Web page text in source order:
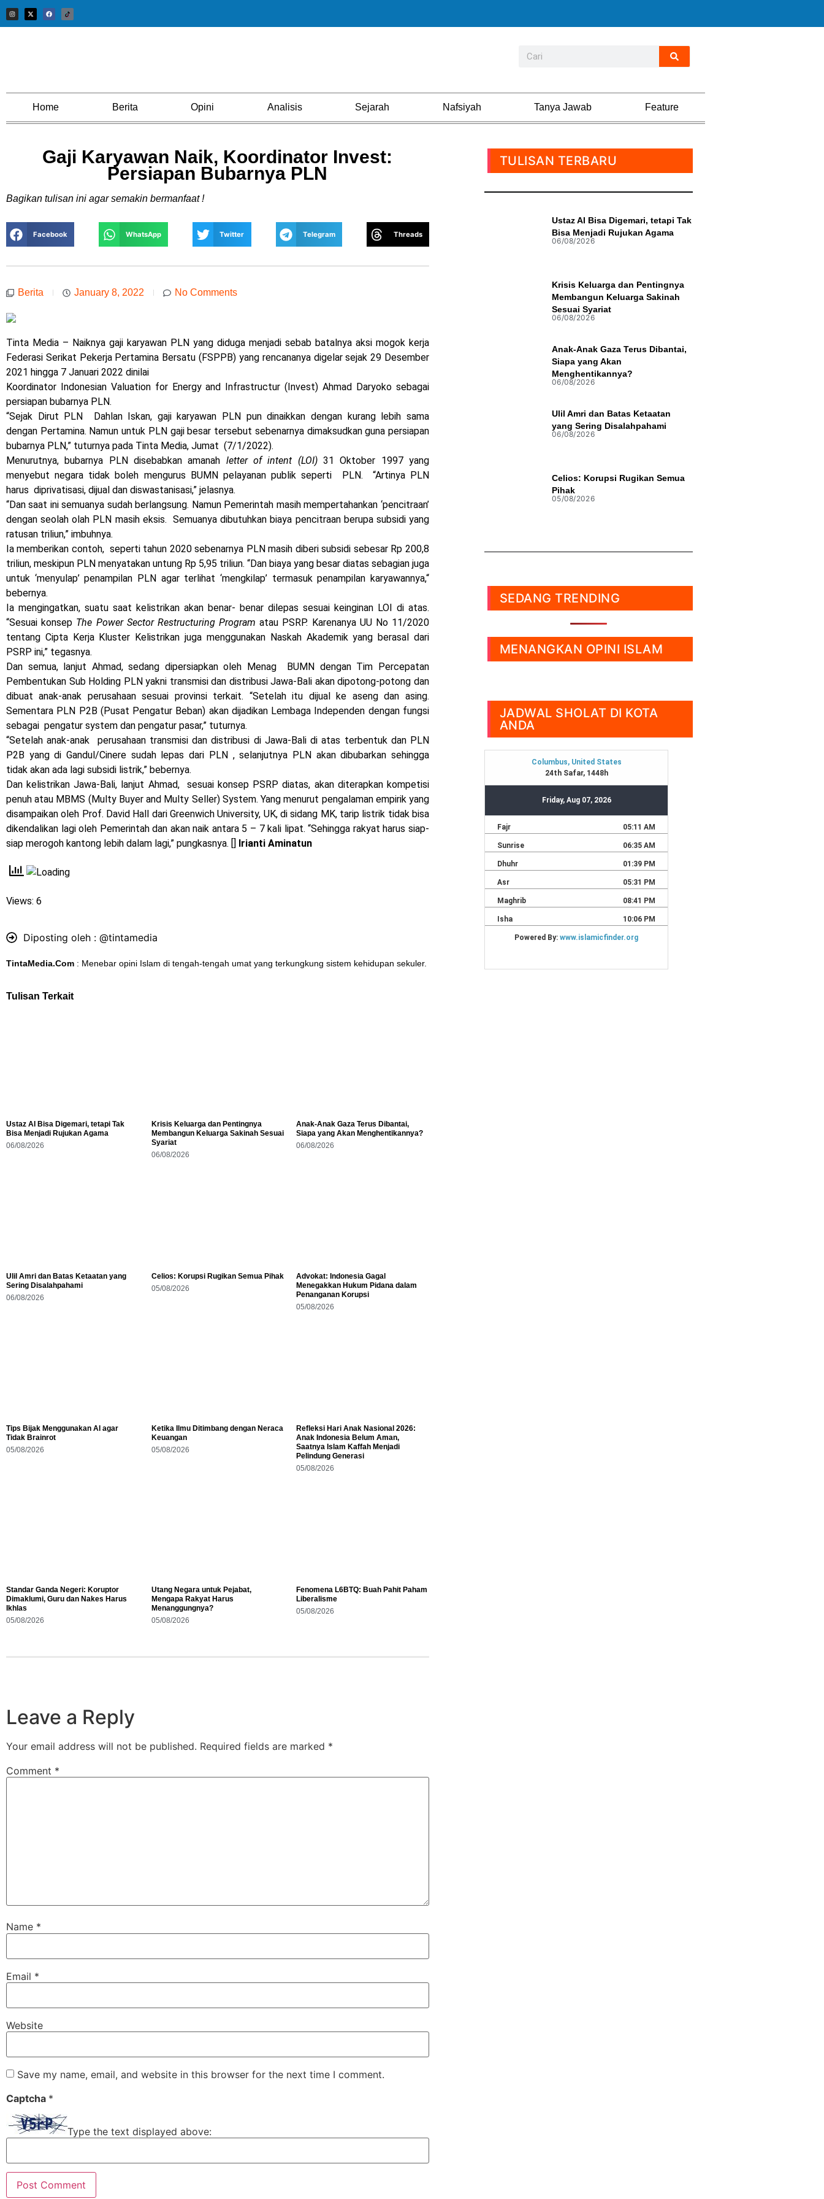
Home Berita Opini Analisis Sejarah Nafsiyah Tanya Jawab Feature
Gaji Karyawan Naik, Koordinator Invest:
Persiapan Bubarnya PLN
Bagikan tulisan ini agar semakin bermanfaat !
Facebook WhatsApp Twitter Telegram Threads
Berita January 8, 2022 No Comments
Tinta Media – Naiknya gaji karyawan PLN yang diduga menjadi sebab batalnya aksi mogok kerja
Federasi Serikat Pekerja Pertamina Bersatu (FSPPB) yang rencananya digelar sejak 29 Desember
2021 hingga 7 Januari 2022 dinilai
Koordinator Indonesian Valuation for Energy and Infrastructur (Invest) Ahmad Daryoko sebagai
persiapan bubarnya PLN.
“Sejak Dirut PLN Dahlan Iskan, gaji karyawan PLN pun dinaikkan dengan kurang lebih sama
dengan Pertamina. Namun untuk PLN gaji besar tersebut sebenarnya dimaksudkan guna persiapan
bubarnya PLN,” tuturnya pada Tinta Media, Jumat (7/1/2022).
Menurutnya, bubarnya PLN disebabkan amanah letter of intent (LOI) 31 Oktober 1997 yang
menyebut negara tidak boleh mengurus BUMN pelayanan publik seperti PLN. “Artinya PLN
harus diprivatisasi, dijual dan diswastanisasi,” jelasnya.
“Dan saat ini semuanya sudah berlangsung. Namun Pemerintah masih mempertahankan ‘pencitraan’
dengan seolah olah PLN masih eksis. Semuanya dibutuhkan biaya pencitraan berupa subsidi yang
ratusan triliun,” imbuhnya.
Ia memberikan contoh, seperti tahun 2020 sebenarnya PLN masih diberi subsidi sebesar Rp 200,8
triliun, meskipun PLN menyatakan untung Rp 5,95 triliun. “Dan biaya yang besar diatas sebagian juga
untuk ‘menyulap’ penampilan PLN agar terlihat ‘mengkilap’ termasuk penampilan karyawannya,“
bebernya.
Ia mengingatkan, suatu saat kelistrikan akan benar- benar dilepas sesuai keinginan LOI di atas.
“Sesuai konsep The Power Sector Restructuring Program atau PSRP. Karenanya UU No 11/2020
tentang Cipta Kerja Kluster Kelistrikan juga menggunakan Naskah Akademik yang berasal dari
PSRP ini,” tegasnya.
Dan semua, lanjut Ahmad, sedang dipersiapkan oleh Menag BUMN dengan Tim Percepatan
Pembentukan Sub Holding PLN yakni transmisi dan distribusi Jawa-Bali akan dipotong-potong dan
dibuat anak-anak perusahaan sesuai provinsi terkait. “Setelah itu dijual ke aseng dan asing.
Sementara PLN P2B (Pusat Pengatur Beban) akan dijadikan Lembaga Independen dengan fungsi
sebagai pengatur system dan pengatur pasar,” tuturnya.
“Setelah anak-anak perusahaan transmisi dan distribusi di Jawa-Bali di atas terbentuk dan PLN
P2B yang di Gandul/Cinere sudah lepas dari PLN , selanjutnya PLN akan dibubarkan sehingga
tidak akan ada lagi subsidi listrik,” bebernya.
Dan kelistrikan Jawa-Bali, lanjut Ahmad, sesuai konsep PSRP diatas, akan diterapkan kompetisi
penuh atau MBMS (Multy Buyer and Multy Seller) System. Yang menurut pengalaman empirik yang
disampaikan oleh Prof. David Hall dari Greenwich University, UK, di sidang MK, tarip listrik tidak bisa
dikendalikan lagi oleh Pemerintah dan akan naik antara 5 – 7 kali lipat. “Sehingga rakyat harus siap-
siap merogoh kantong lebih dalam lagi,” pungkasnya. []
Irianti Aminatun
Views: 6
Diposting oleh : @tintamedia
TintaMedia.Com : Menebar opini Islam di tengah-tengah umat yang terkungkung sistem kehidupan sekuler.
Tulisan Terkait
Ustaz AI Bisa Digemari, tetapi Tak
Bisa Menjadi Rujukan Agama
06/08/2026
Krisis Keluarga dan Pentingnya
Membangun Keluarga Sakinah Sesuai
Syariat
06/08/2026
Anak-Anak Gaza Terus Dibantai,
Siapa yang Akan Menghentikannya?
06/08/2026
Ulil Amri dan Batas Ketaatan yang
Sering Disalahpahami
06/08/2026
Celios: Korupsi Rugikan Semua Pihak
05/08/2026
Advokat: Indonesia Gagal
Menegakkan Hukum Pidana dalam
Penanganan Korupsi
05/08/2026
Tips Bijak Menggunakan AI agar
Tidak Brainrot
05/08/2026
Ketika Ilmu Ditimbang dengan Neraca
Keuangan
05/08/2026
Refleksi Hari Anak Nasional 2026:
Anak Indonesia Belum Aman,
Saatnya Islam Kaffah Menjadi
Pelindung Generasi
05/08/2026
Standar Ganda Negeri: Koruptor
Dimaklumi, Guru dan Nakes Harus
Ikhlas
05/08/2026
Utang Negara untuk Pejabat,
Mengapa Rakyat Harus
Menanggungnya?
05/08/2026
Fenomena L6BTQ: Buah Pahit Paham
Liberalisme
05/08/2026
Leave a Reply
Your email address will not be published. Required fields are marked *
Comment *
Name *
Email *
Website
Save my name, email, and website in this browser for the next time I comment.
Captcha *
Type the text displayed above:
TULISAN TERBARU
Ustaz AI Bisa Digemari, tetapi Tak
Bisa Menjadi Rujukan Agama
06/08/2026
Krisis Keluarga dan Pentingnya
Membangun Keluarga Sakinah
Sesuai Syariat
06/08/2026
Anak-Anak Gaza Terus Dibantai,
Siapa yang Akan
Menghentikannya?
06/08/2026
Ulil Amri dan Batas Ketaatan
yang Sering Disalahpahami
06/08/2026
Celios: Korupsi Rugikan Semua
Pihak
05/08/2026
SEDANG TRENDING
MENANGKAN OPINI ISLAM
JADWAL SHOLAT DI KOTA
ANDA